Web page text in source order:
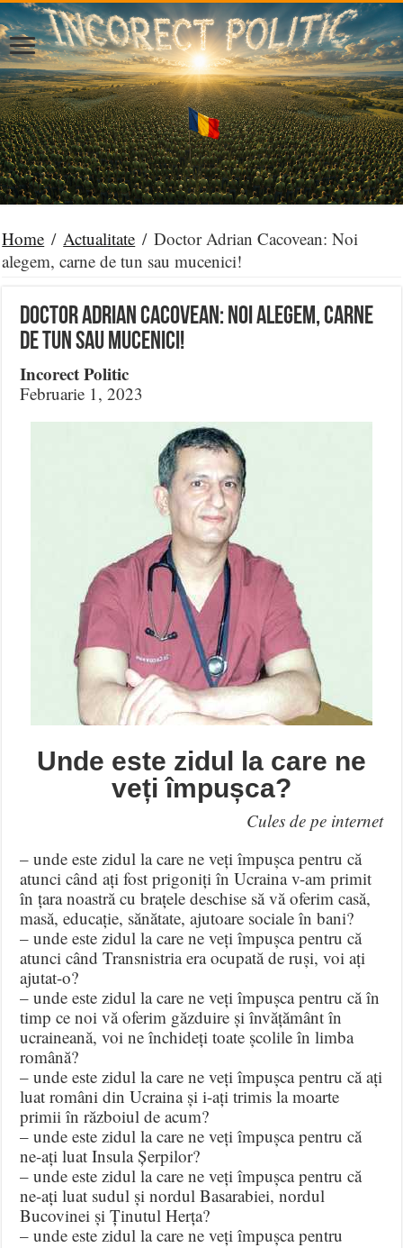
Home / Actualitate / Doctor Adrian Cacovean: Noi
alegem, carne de tun sau mucenici!
Doctor Adrian Cacovean: Noi alegem, carne
de tun sau mucenici!
Incorect Politic
Februarie 1, 2023
Unde este zidul la care ne
veți împușca?
Cules de pe internet
– unde este zidul la care ne veți împușca pentru că
atunci când ați fost prigoniți în Ucraina v-am primit
în țara noastră cu brațele deschise să vă oferim casă,
masă, educație, sănătate, ajutoare sociale în bani?
– unde este zidul la care ne veți împușca pentru că
atunci când Transnistria era ocupată de ruși, voi ați
ajutat-o?
– unde este zidul la care ne veți împușca pentru că în
timp ce noi vă oferim găzduire și învățământ în
ucraineană, voi ne închideți toate școlile în limba
română?
– unde este zidul la care ne veți împușca pentru că ați
luat români din Ucraina și i-ați trimis la moarte
primii în războiul de acum?
– unde este zidul la care ne veți împușca pentru că
ne-ați luat Insula Șerpilor?
– unde este zidul la care ne veți împușca pentru că
ne-ați luat sudul și nordul Basarabiei, nordul
Bucovinei și Ținutul Herța?
– unde este zidul la care ne veți împușca pentru